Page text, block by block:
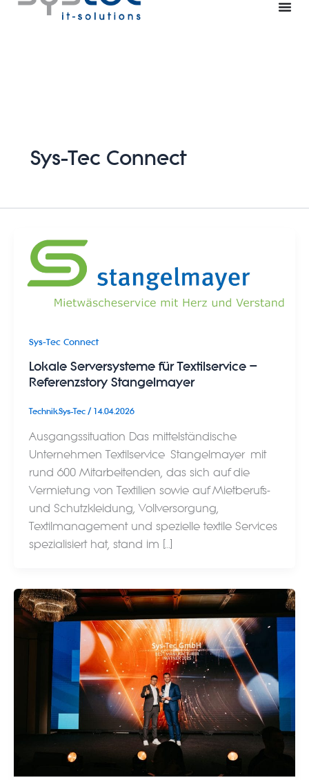
Zum
Sys-Tec Connect
Sys-Tec Connect
Lokale Serversysteme für Textilservice –
Referenzstory Stangelmayer
Technik.Sys-Tec / 14.04.2026
Ausgangssituation Das mittelständische
Unternehmen Textilservice Stangelmayer mit
rund 600 Mitarbeitenden, das sich auf die
Vermietung von Textilien sowie auf Mietberufs-
und Schutzkleidung, Vollversorgung,
Textilmanagement und spezielle textile Services
spezialisiert hat, stand im […]